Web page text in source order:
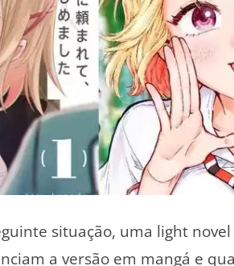
situação, uma light
a versão em mangá e